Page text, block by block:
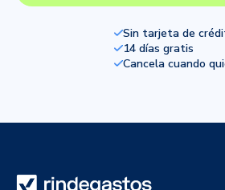
Sin tarjeta de
14 días gratis
Cancela cuando